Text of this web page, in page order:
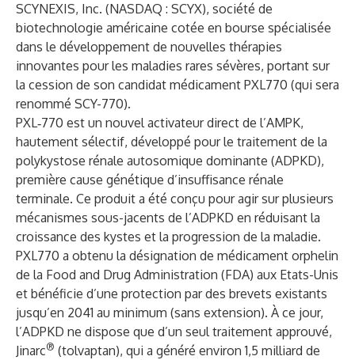
SCYNEXIS, Inc. (NASDAQ : SCYX), société de
biotechnologie américaine cotée en bourse spécialisée
dans le développement de nouvelles thérapies
innovantes pour les maladies rares sévères, portant sur
la cession de son candidat médicament PXL770 (qui sera
renommé SCY-770).
PXL‑770 est un nouvel activateur direct de l’AMPK,
hautement sélectif, développé pour le traitement de la
polykystose rénale autosomique dominante (ADPKD),
première cause génétique d’insuffisance rénale
terminale. Ce produit a été conçu pour agir sur plusieurs
mécanismes sous-jacents de l’ADPKD en réduisant la
croissance des kystes et la progression de la maladie.
PXL770 a obtenu la désignation de médicament orphelin
de la Food and Drug Administration (FDA) aux Etats-Unis
et bénéficie d’une protection par des brevets existants
jusqu’en 2041 au minimum (sans extension). À ce jour,
l’ADPKD ne dispose que d’un seul traitement approuvé,
Jinarc® (tolvaptan), qui a généré environ 1,5 milliard de